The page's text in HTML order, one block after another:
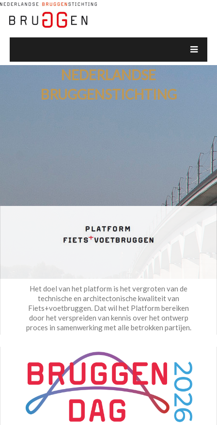
NEDERLANDSE
BRUGGENSTICHTING
Het doel van het platform is het vergroten van de
technische en architectonische kwaliteit van
Fiets+voetbruggen. Dat wil het Platform bereiken
door het verspreiden van kennis over het ontwerp
proces in samenwerking met alle betrokken partijen.